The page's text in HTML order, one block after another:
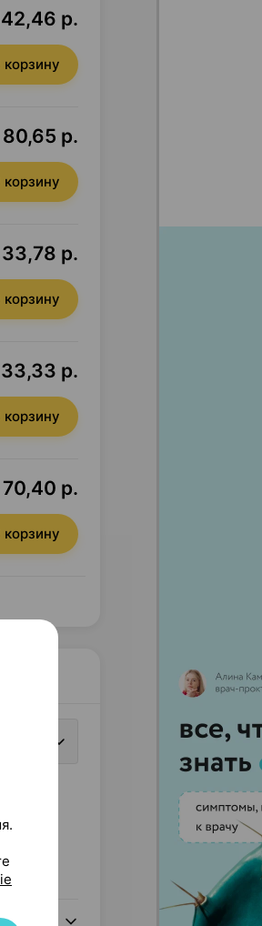
р.
корзину
р.
корзину
р.
корзину
р.
корзину
р.
корзину